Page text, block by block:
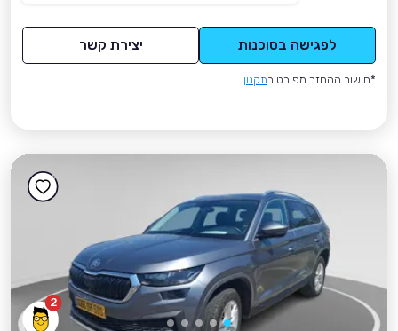
לפגישה בסוכנות יצירת קשר
*חישוב ההחזר מפורט בתקנון
2